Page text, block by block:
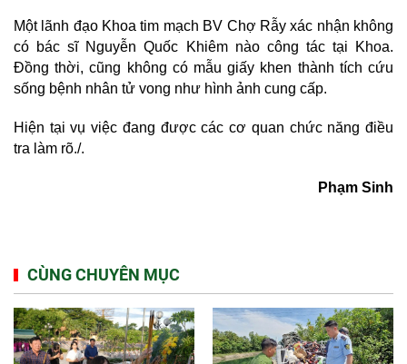
Một lãnh đạo Khoa tim mạch BV Chợ Rẫy xác nhận không
có bác sĩ Nguyễn Quốc Khiêmnào công tác tại Khoa.
Đồng thời, cũng không có mẫu giấy khen thành tích cứu
sống bệnh nhân tử vong như hình ảnh cung cấp.
Hiện tại vụ việc đang được các cơ quan chức năng điều
tra làm rõ./.
Phạm Sinh
CÙNG CHUYÊN MỤC